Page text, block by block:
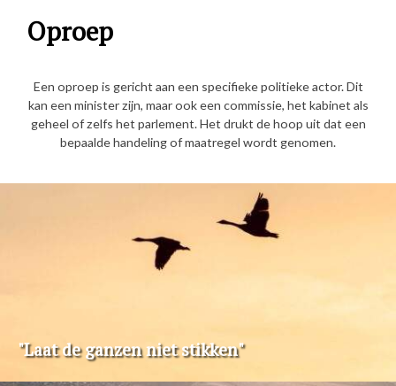
Oproep
Een oproep is gericht aan een specifieke politieke actor. Dit
kan een minister zijn, maar ook een commissie, het kabinet als
geheel of zelfs het parlement. Het drukt de hoop uit dat een
bepaalde handeling of maatregel wordt genomen.
"Laat de ganzen niet stikken"